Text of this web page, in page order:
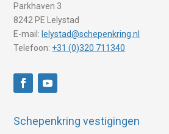
Parkhaven 3
8242 PE Lelystad
E-mail: lelystad@schepenkring.nl
Telefoon: +31 (0)320 711340
Schepenkring vestigingen